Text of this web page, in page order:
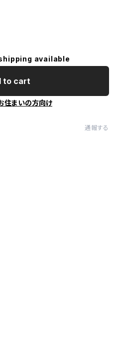
available
to cart
住まいの方向け
通報する